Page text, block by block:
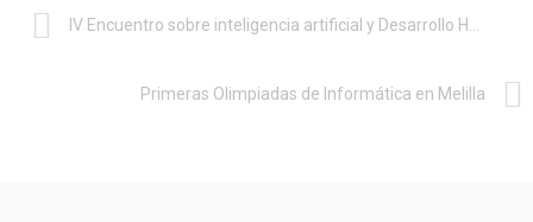
Primeras Olimpiadas de Informática en Melilla